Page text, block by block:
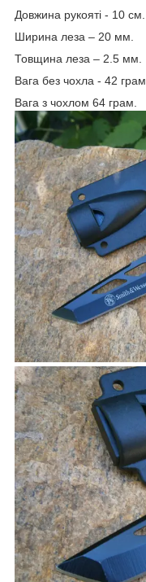
Довжина рукояті - 10 см.
Ширина леза – 20 мм.
Товщина леза – 2.5 мм.
Вага без чохла - 42 грам.
Вага з чохлом 64 грам.